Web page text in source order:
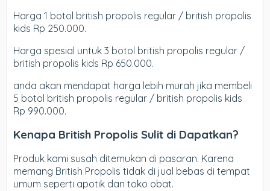
Harga 1 botol british propolis regular / british propolis
kids Rp 250.000.
Harga spesial untuk 3 botol british propolis regular /
british propolis kids Rp 650.000.
anda akan mendapat harga lebih murah jika membeli
5 botol british propolis regular / british propolis kids
Rp 990.000.
Kenapa British Propolis Sulit di Dapatkan?
Produk kami susah ditemukan di pasaran. Karena
memang British Propolis tidak di jual bebas di tempat
umum seperti apotik dan toko obat.